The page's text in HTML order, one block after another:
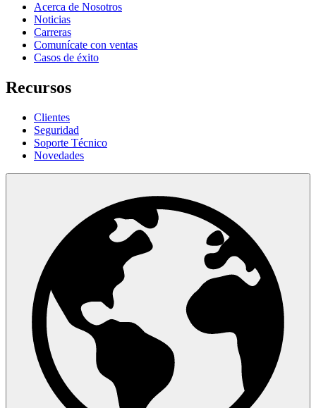
Acerca de Nosotros
Noticias
Carreras
Comunícate con ventas
Casos de éxito
Recursos
Clientes
Seguridad
Soporte Técnico
Novedades